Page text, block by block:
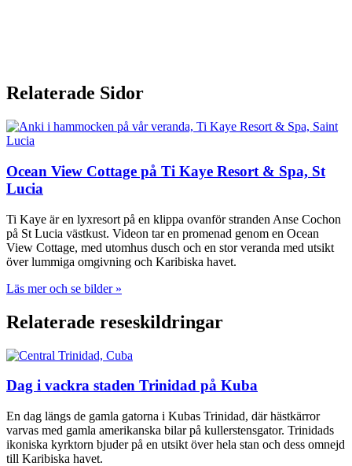
Relaterade Sidor
Ocean View Cottage på Ti Kaye Resort & Spa, St
Lucia
Ti Kaye är en lyxresort på en klippa ovanför stranden Anse Cochon
på St Lucia västkust. Videon tar en promenad genom en Ocean
View Cottage, med utomhus dusch och en stor veranda med utsikt
över lummiga omgivning och Karibiska havet.
Läs mer och se bilder »
Relaterade reseskildringar
Dag i vackra staden Trinidad på Kuba
En dag längs de gamla gatorna i Kubas Trinidad, där hästkärror
varvas med gamla amerikanska bilar på kullerstensgator. Trinidads
ikoniska kyrktorn bjuder på en utsikt över hela stan och dess omnejd
till Karibiska havet.